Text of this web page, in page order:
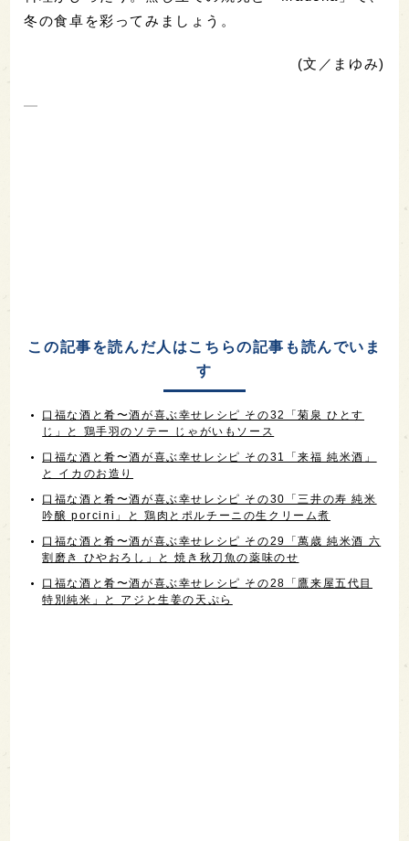
冬の食卓を彩ってみましょう。
(文／まゆみ)
この記事を読んだ人はこちらの記事も読んでいま
す
口福な酒と肴〜酒が喜ぶ幸せレシピ その32「菊泉 ひとす
じ」と 鶏手羽のソテー じゃがいもソース
口福な酒と肴〜酒が喜ぶ幸せレシピ その31「来福 純米酒」
と イカのお造り
口福な酒と肴〜酒が喜ぶ幸せレシピ その30「三井の寿 純米
吟醸 porcini」と 鶏肉とポルチーニの生クリーム煮
口福な酒と肴〜酒が喜ぶ幸せレシピ その29「萬歳 純米酒 六
割磨き ひやおろし」と 焼き秋刀魚の薬味のせ
口福な酒と肴〜酒が喜ぶ幸せレシピ その28「鷹来屋五代目
特別純米」と アジと生姜の天ぷら